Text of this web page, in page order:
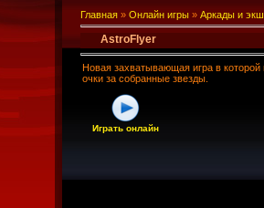
Главная » Онлайн игры » Аркады и
AstroFlyer
Новая захватывающая игра в
очки за собранные звезды.
Играть онлайн